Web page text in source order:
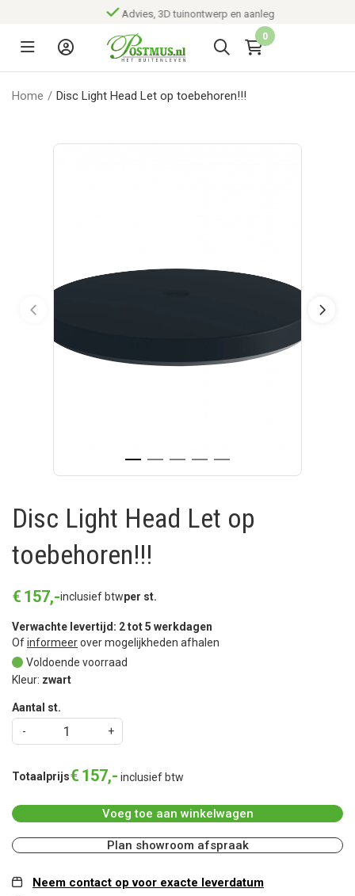
Advies, 3D tuinontwerp en aanleg
0
Home / Disc Light Head Let op toebehoren!!!
Disc Light Head Let op
toebehoren!!!
€ 157,-inclusief btwper st.
Verwachte levertijd: 2 tot 5 werkdagen
Ofinformeerover mogelijkheden afhalen
Voldoende voorraad
Kleur: zwart
Aantal st.
Totaalprijs€ 157,- inclusief btw
Voeg toe aan winkelwagen
Plan showroom afspraak
Neem contact op voor exacte leverdatum